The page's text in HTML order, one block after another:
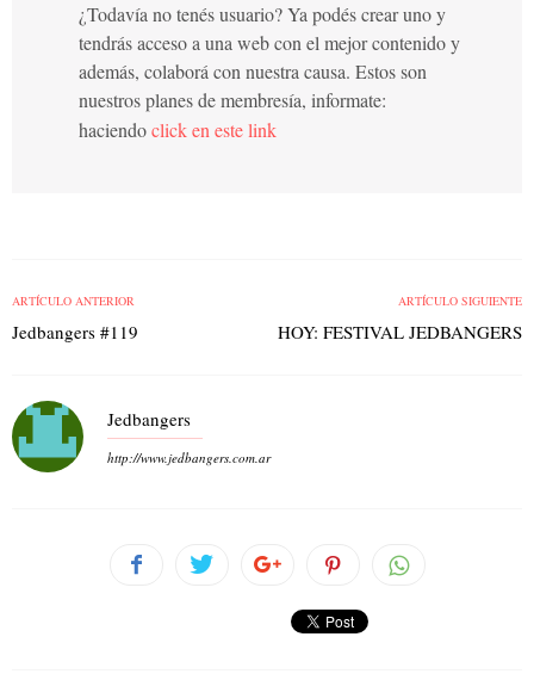
¿Todavía no tenés usuario? Ya podés crear uno y
tendrás acceso a una web con el mejor contenido y
además, colaborá con nuestra causa. Estos son
nuestros planes de membresía, informate:
haciendoclick en este link
ARTÍCULO ANTERIOR
Jedbangers #119
ARTÍCULO SIGUIENTE
HOY: FESTIVAL JEDBANGERS
Jedbangers
http://www.jedbangers.com.ar